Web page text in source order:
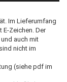
Im Lieferumfang
E-Zeichen. Der
auch mit
nicht im
(siehe pdf im